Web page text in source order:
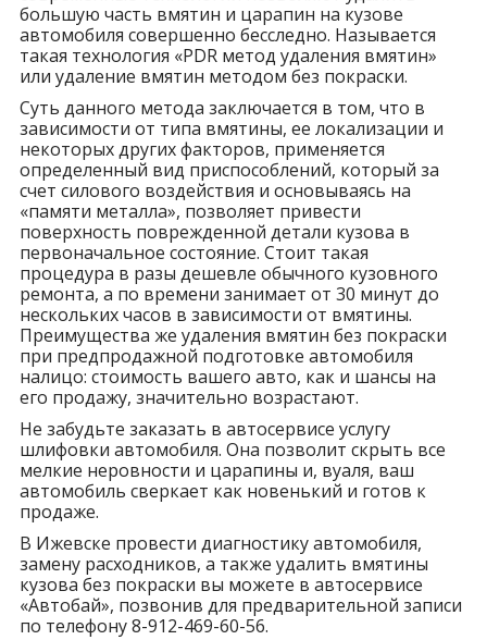
большую часть вмятин и царапин на кузове
автомобиля совершенно бесследно. Называется
такая технология «PDR метод удаления вмятин»
или удаление вмятин методом без покраски.
Суть данного метода заключается в том, что в
зависимости от типа вмятины, ее локализации и
некоторых других факторов, применяется
определенный вид приспособлений, который за
счет силового воздействия и основываясь на
«памяти металла», позволяет привести
поверхность поврежденной детали кузова в
первоначальное состояние. Стоит такая
процедура в разы дешевле обычного кузовного
ремонта, а по времени занимает от 30 минут до
нескольких часов в зависимости от вмятины.
Преимущества же удаления вмятин без покраски
при предпродажной подготовке автомобиля
налицо: стоимость вашего авто, как и шансы на
его продажу, значительно возрастают.
Не забудьте заказать в автосервисе услугу
шлифовки автомобиля. Она позволит скрыть все
мелкие неровности и царапины и, вуаля, ваш
автомобиль сверкает как новенький и готов к
продаже.
В Ижевске провести диагностику автомобиля,
замену расходников, а также удалить вмятины
кузова без покраски вы можете в автосервисе
«Автобай», позвонив для предварительной записи
по телефону 8-912-469-60-56.